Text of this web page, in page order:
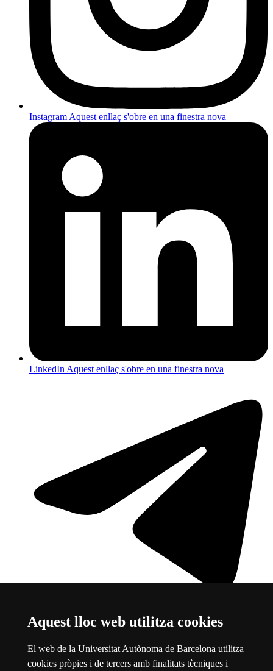
Aquest lloc web utilitza cookies
El web de la Universitat Autònoma de Barcelona utilitza
cookies pròpies i de tercers amb finalitats tècniques i
Instagram Aquest enllaç s'obre en una finestra nova
LinkedIn Aquest enllaç s'obre en una finestra nova
TelegramAquest enllaç s'obre en una finestra nova
Sobre el web
Universitat Autònoma de Barcelona